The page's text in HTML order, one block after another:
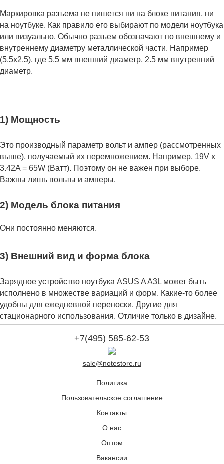
Маркировка разъема не пишется ни на блоке питания, ни
на ноутбуке. Как правило его выбирают по модели ноутбука
или визуально. Обычно разъем обозначают по внешнему и
внутреннему диаметру металлической части. Например
(5.5x2.5), где 5.5 мм внешний диаметр, 2.5 мм внутренний
диаметр.
1) Мощность
Это производный параметр вольт и ампер (рассмотренных
выше), получаемый их перемножением. Например, 19V x
3.42A = 65W (Ватт). Поэтому он не важен при выборе.
Важны лишь вольты и амперы.
2) Модель блока питания
Они постоянно меняются.
3) Внешний вид и форма блока
Зарядное устройство ноутбука ASUS A A3L может быть
исполнено в множестве вариаций и форм. Какие-то более
удобны для ежедневной переноски. Другие для
стационарного использования. Отличие только в дизайне.
+7(495) 585-62-53
sale@notestore.ru
Политика
Пользовательское соглашение
Контакты
О нас
Оптом
Вакансии